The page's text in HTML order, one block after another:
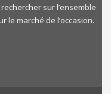
sur l’ensemble
le marché de l’occasion.